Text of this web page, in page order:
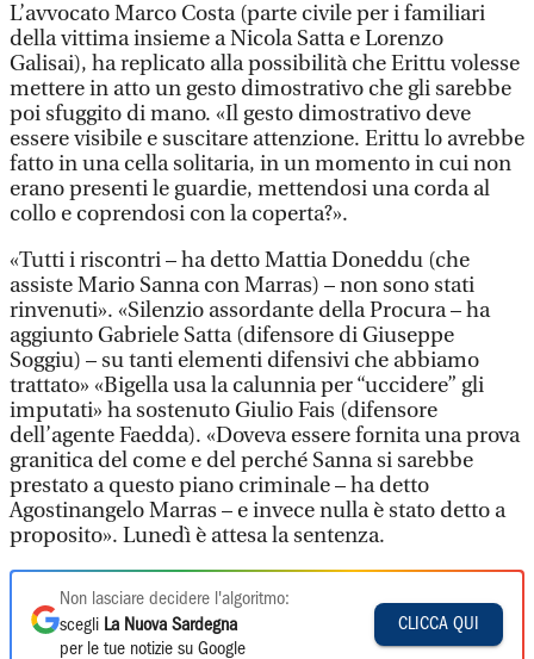
L’avvocato Marco Costa (parte civile per i familiari
della vittima insieme a Nicola Satta e Lorenzo
Galisai), ha replicato alla possibilità che Erittu volesse
mettere in atto un gesto dimostrativo che gli sarebbe
poi sfuggito di mano. «Il gesto dimostrativo deve
essere visibile e suscitare attenzione. Erittu lo avrebbe
fatto in una cella solitaria, in un momento in cui non
erano presenti le guardie, mettendosi una corda al
collo e coprendosi con la coperta?».
«Tutti i riscontri – ha detto Mattia Doneddu (che
assiste Mario Sanna con Marras) – non sono stati
rinvenuti». «Silenzio assordante della Procura – ha
aggiunto Gabriele Satta (difensore di Giuseppe
Soggiu) – su tanti elementi difensivi che abbiamo
trattato» «Bigella usa la calunnia per “uccidere” gli
imputati» ha sostenuto Giulio Fais (difensore
dell’agente Faedda). «Doveva essere fornita una prova
granitica del come e del perché Sanna si sarebbe
prestato a questo piano criminale – ha detto
Agostinangelo Marras – e invece nulla è stato detto a
proposito». Lunedì è attesa la sentenza.
Non lasciare decidere l'algoritmo:
scegli La Nuova Sardegna
per le tue notizie su Google
CLICCA QUI